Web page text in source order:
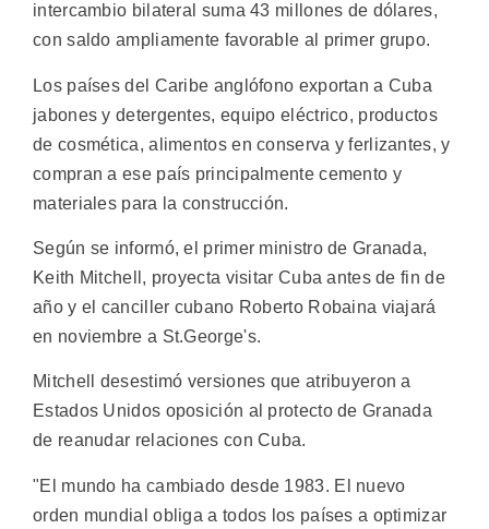
intercambio bilateral suma 43 millones de dólares,
con saldo ampliamente favorable al primer grupo.
Los países del Caribe anglófono exportan a Cuba
jabones y detergentes, equipo eléctrico, productos
de cosmética, alimentos en conserva y ferlizantes, y
compran a ese país principalmente cemento y
materiales para la construcción.
Según se informó, el primer ministro de Granada,
Keith Mitchell, proyecta visitar Cuba antes de fin de
año y el canciller cubano Roberto Robaina viajará
en noviembre a St.George's.
Mitchell desestimó versiones que atribuyeron a
Estados Unidos oposición al protecto de Granada
de reanudar relaciones con Cuba.
"El mundo ha cambiado desde 1983. El nuevo
orden mundial obliga a todos los países a optimizar